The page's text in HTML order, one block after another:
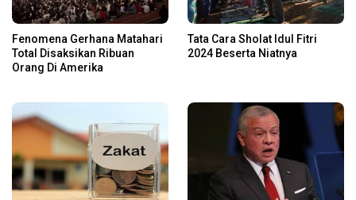
Fenomena Gerhana Matahari
Total Disaksikan Ribuan
Orang Di Amerika
Tata Cara Sholat Idul Fitri
2024 Beserta Niatnya